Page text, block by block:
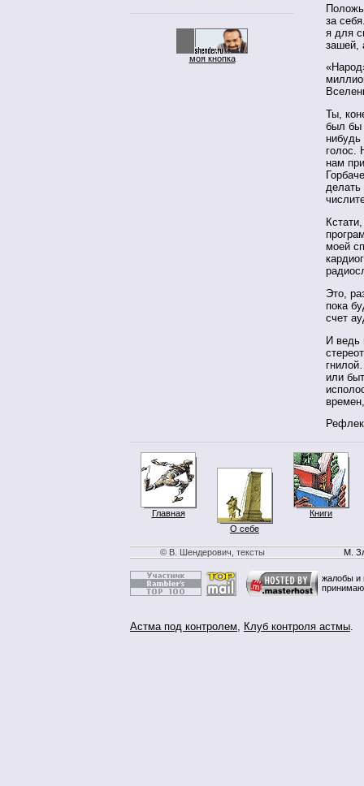
моя кнопка
за
я для
зашей,
Ты,
был бы
голос.
нам
делать
моей
Это,
пока
счет
И ведь
или
Главная
О себе
Книги
© В. Шендерович, тексты М.
жалобы и
Астма под контролем, Клуб контроля астмы.